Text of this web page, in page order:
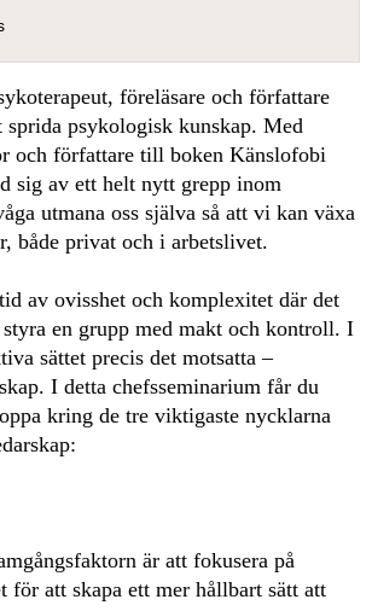
föreläsare och författare
psykologisk kunskap. Med
och författare till boken Känslofobi
sig av ett helt nytt grepp inom
utmana oss själva så att vi kan växa
både privat och i arbetslivet.
av ovisshet och komplexitet där det
en grupp med makt och kontroll. I
sättet precis det motsatta –
I detta chefsseminarium får du
kring de tre viktigaste nycklarna
är att fokusera på
för att skapa ett mer hållbart sätt att